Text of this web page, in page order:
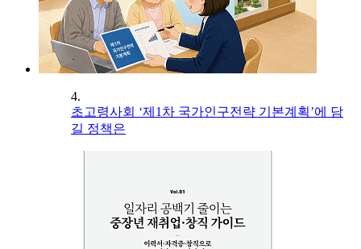
4.
초고령사회 ‘제1차 국가인구전략 기본계획’에 담
길 정책은